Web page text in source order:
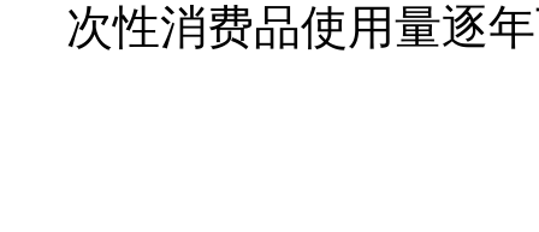
次性消费品使用量逐